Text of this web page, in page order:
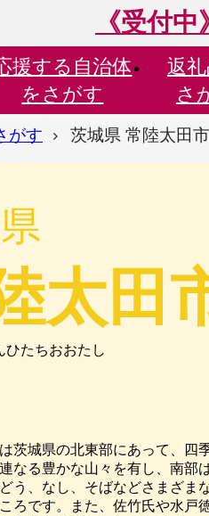
《受付
援する 自治体
をさがす
返
さ
がす 茨城県 常陸太田市
太田
ひたちおおたし
茨城県の北東部にあって、四
なる豊かな山々を有し、南部
う、なし、そばなどさまざま
ろです。また、佐竹氏や水戸